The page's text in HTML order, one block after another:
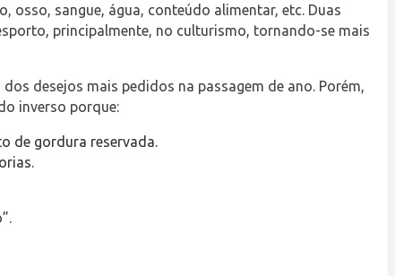
osso, sangue, água, conteúdo alimentar, etc. Duas
principalmente, no culturismo, tornando-se mais
desejos mais pedidos na passagem de ano. Porém,
inverso porque:
de gordura reservada.